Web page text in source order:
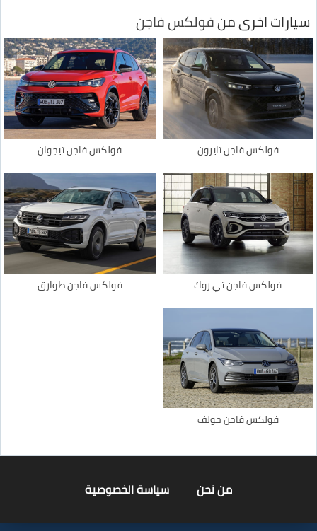
سيارات اخرى منفولكس فاجن
فولكس فاجن تايرون فولكس فاجن تيجوان
فولكس فاجن تي روك فولكس فاجن طوارق
فولكس فاجن جولف
من نحن سياسة الخصوصية